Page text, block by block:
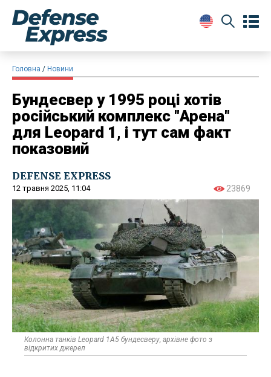
Головна Новини
Бундесвер у 1995 році хотів
російський комплекс "Арена"
для Leopard 1, і тут сам факт
показовий
DEFENSE EXPRESS
12 травня 2025, 11:04 23869
Колонна танків Leopard 1A5 бундесверу, архівне фото з
відкритих джерел